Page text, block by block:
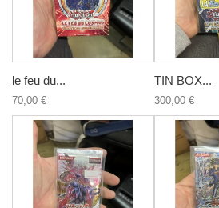
le feu du...
70,00 €
TIN BOX...
300,00 €